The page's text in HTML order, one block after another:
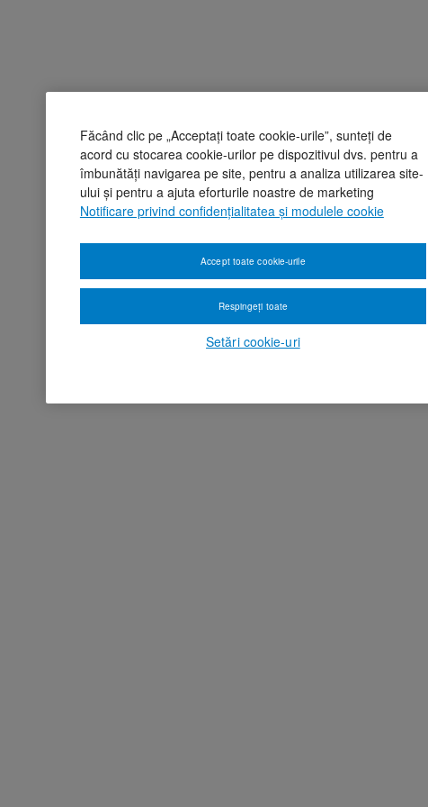
Făcând clic pe „Acceptați toate cookie-urile”, sunteți de
acord cu stocarea cookie-urilor pe dispozitivul dvs. pentru a
îmbunătăți navigarea pe site, pentru a analiza utilizarea site-
ului și pentru a ajuta eforturile noastre de marketing
Notificare privind confidențialitatea și modulele cookie
Setări cookie-uri
Respingeți toate
Accept toate cookie-urile